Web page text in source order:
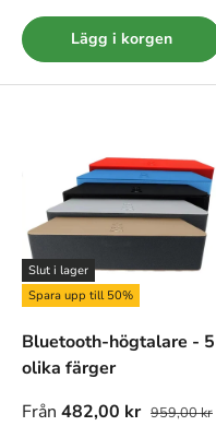
Lägg i korgen
Slut i lager
Spara upp till 50%
Bluetooth-högtalare - 5
olika färger
Från 482,00 kr 959,00 kr